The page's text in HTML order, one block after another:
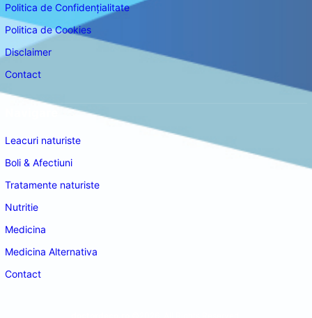
Politica de Confidențialitate
Politica de Cookies
Disclaimer
Contact
Leacuri naturiste
Boli & Afectiuni
Tratamente naturiste
Nutritie
Medicina
Medicina Alternativa
Contact